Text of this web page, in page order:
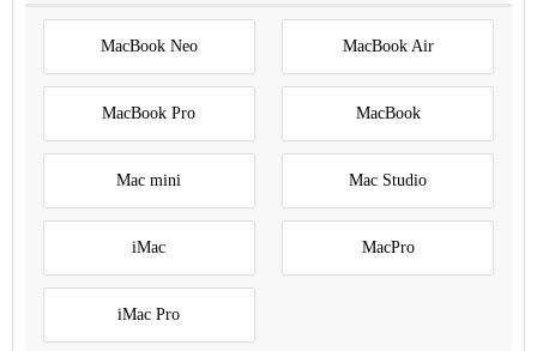
MacBook Neo MacBook Air
MacBook Pro MacBook
Mac mini Mac Studio
iMac MacPro
iMac Pro